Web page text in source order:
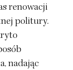
renowacji
politury.
nadając